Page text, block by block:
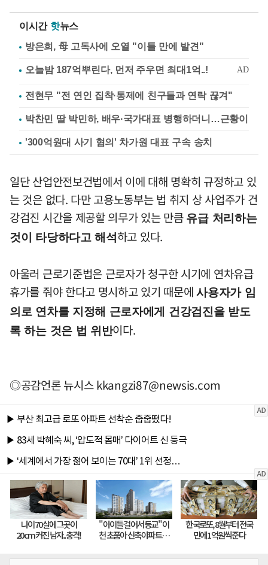
이시간 핫뉴스
방은희, 母 고독사에 오열 "이틀 만에 발견"
전현무 "전 연인 집착·통제에 친구들과 연락 끊겨"
박찬민 딸 박민하, 배우·국가대표 병행하더니…근황이
'300억원대 사기 혐의' 차가원 대표 구속 송치
일단 산업안전보건법에서 이에 대해 명확히 규정하고 있
는 것은 없다. 다만 고용노동부는 법 취지 상 사업주가 건
강검진 시간을 제공할 의무가 있는 만큼 유급 처리하는
것이 타당하다고 해석 하고 있다.
아울러 근로기준법은 근로자가 청구한 시기에 연차유급
휴가를 줘야 한다고 명시하고 있기 때문에사용자가 임
의로 연차를 지정해 근로자에게 건강검진을 받도
록 하는 것은 법 위반이다.
◎공감언론 뉴시스kkangzi87@newsis.com